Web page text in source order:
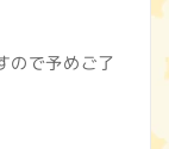
で予めご了